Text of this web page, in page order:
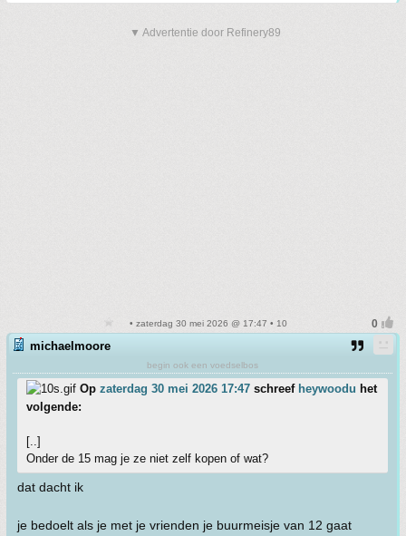
▼ Advertentie door Refinery89
• zaterdag 30 mei 2026 @ 17:47 • 10
michaelmoore
begin ook een voedselbos
Op zaterdag 30 mei 2026 17:47 schreef heywoodu het
volgende:
[..]
Onder de 15 mag je ze niet zelf kopen of wat?
dat dacht ik
je bedoelt als je met je vrienden je buurmeisje van 12 gaat